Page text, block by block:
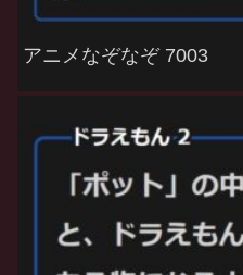
アニメなぞなぞ 7003